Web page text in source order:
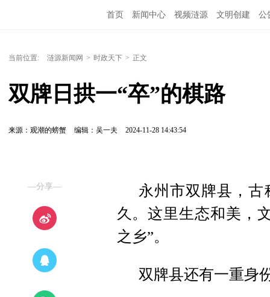
首页 新闻中心 视频涟源 文明创建 公
当前位置: 涟源新闻网 > 时政天下 > 正文
双牌日拱一“卒”的棋路
来源：观潮的螃蟹 编辑：吴一夫 2024-11-28 14:43:54
—分享—
永州市双牌县，古
久。这里生态和美，
之乡”。
双牌县还有一重身